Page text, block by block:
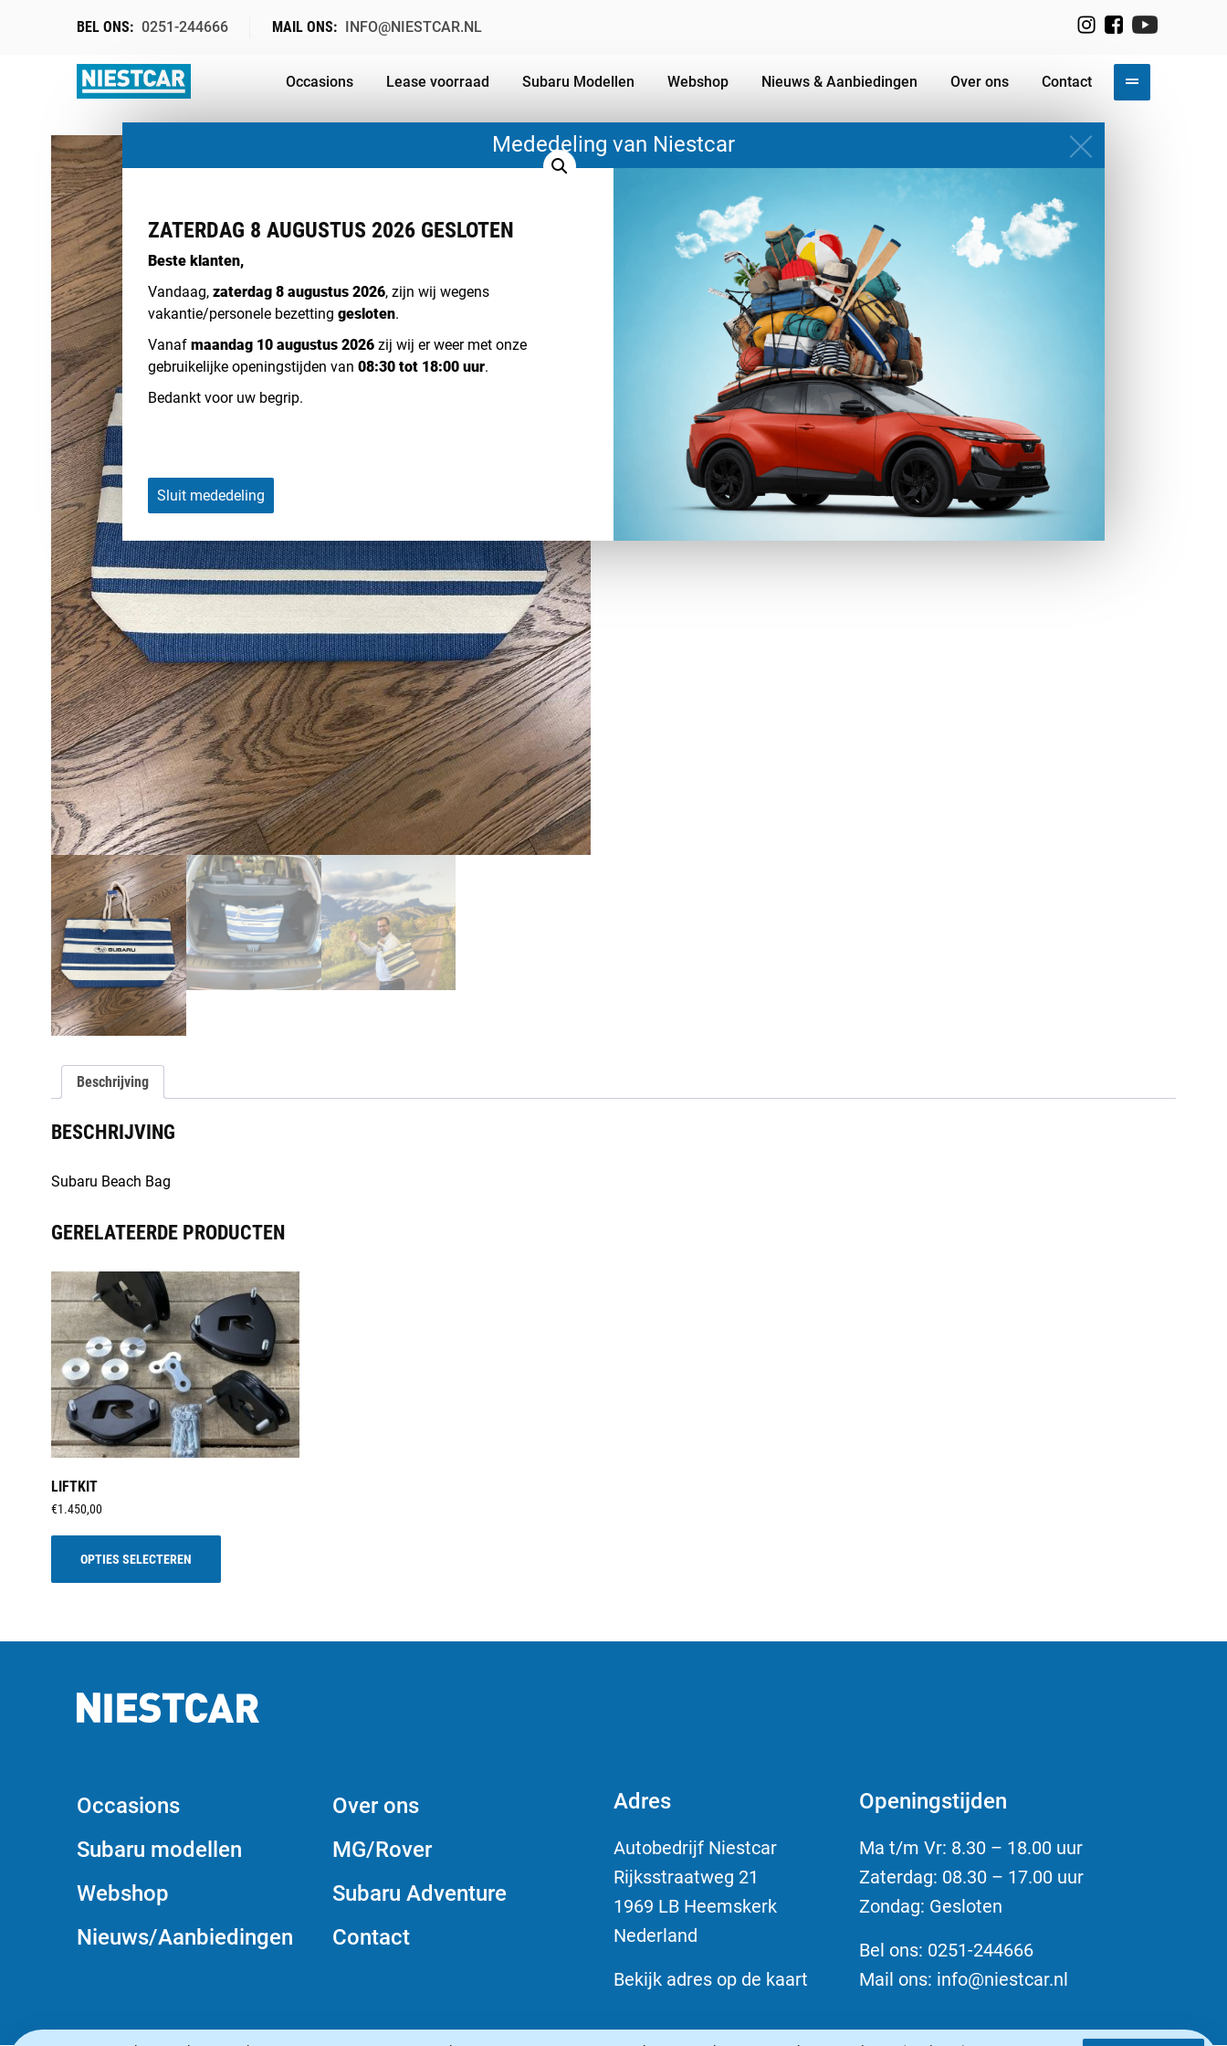
Mededeling van Niestcar
ZATERDAG 8 AUGUSTUS 2026 GESLOTEN
Beste klanten,
Vandaag,zaterdag 8 augustus 2026, zijn wij wegens
vakantie/personele bezettinggesloten.
Vanafmaandag 10 augustus 2026 zij wij er weer met onze
gebruikelijke openingstijden van08:30 tot 18:00 uur.
Bedankt voor uw begrip.
Sluit mededeling
BEL ONS: 0251-244666 MAIL ONS: INFO@NIESTCAR.NL
Occasions Lease voorraad Subaru Modellen Webshop Nieuws & Aanbiedingen Over ons Contact
BEACH BAG
Unieke en mooie Subaru strandtas.
TOEVOEGEN AAN WINKELWAGEN
Categorie: accessoires
Beschrijving
BESCHRIJVING
Subaru Beach Bag
GERELATEERDE PRODUCTEN
LIFTKIT
€1.450,00
OPTIES SELECTEREN
meerdere
op
de
Occasions
Subaru modellen
Webshop
Nieuws/Aanbiedingen
Over ons
MG/Rover
Subaru Adventure
Contact
Adres
Autobedrijf Niestcar
Rijksstraatweg 21
1969 LB Heemskerk
Nederland
Bekijk adres op de kaart
Openingstijden
Ma t/m Vr: 8.30 – 18.00 uur
Zaterdag: 08.30 – 17.00 uur
Zondag: Gesloten
Bel ons: 0251-244666
Mail ons: info@niestcar.nl